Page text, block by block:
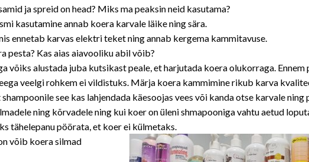
ja spreid on head? Miks ma peaksin neid kasutama?
kasutamine annab koera karvale läike ning sära.
ennetab karvas elektri teket ning annab kergema kammitavuse.
pesta? Kas aias aiavooliku abil võib?
võiks alustada juba kutsikast peale, et harjutada koera olukorraga.
veelgi rohkem ei vildistuks. Märja koera kammimine rikub karva
see kas lahjendada käesoojas vees või kanda otse karvale
ning kõrvadele ning kui koer on üleni shmapooniga vahtu aetud
tähelepanu pöörata, et koer ei külmetaks.
võib koera silmad